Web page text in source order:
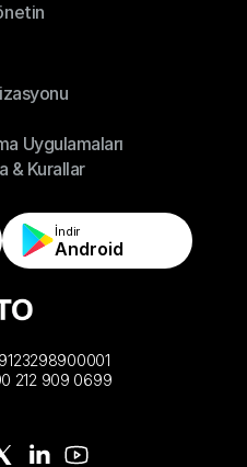
Uygulamaları
Uygulamaları
& Kurallar
& Kurallar
İndir
Android
212 909 0699